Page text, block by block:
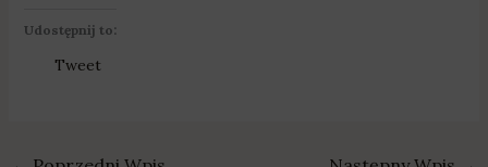
Udostępnij to:
Tweet